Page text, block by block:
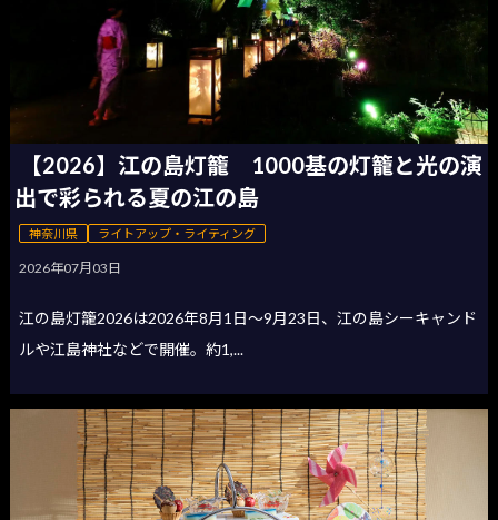
【2026】江の島灯籠 1000基の灯籠と光の演
出で彩られる夏の江の島
神奈川県 ライトアップ・ライティング
2026年07月03日
江の島灯籠2026は2026年8月1日〜9月23日、江の島シーキャンド
ルや江島神社などで開催。約1,...